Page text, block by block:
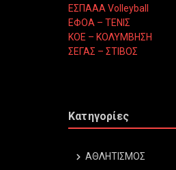
ΕΣΠΑΑΑ Volleyball
ΕΦΟΑ – ΤΕΝΙΣ
ΚΟΕ – ΚΟΛΥΜΒΗΣΗ
ΣΕΓΑΣ – ΣΤΙΒΟΣ
Κατηγορίες
ΑΘΛΗΤΙΣΜΟΣ